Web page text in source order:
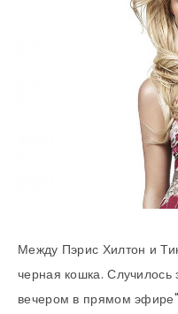
Между Пэрис Хилтон и
черная кошка.
вечером в прямом